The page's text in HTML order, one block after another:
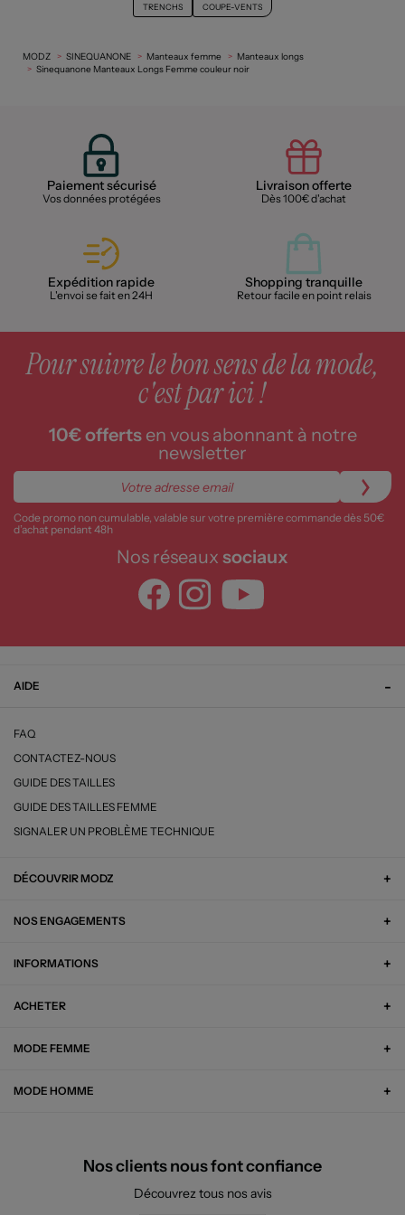
TRENCHS COUPE-VENTS
MODZ SINEQUANONE Manteaux femme
Manteaux longs
Sinequanone Manteaux Longs Femme couleur noir
Paiement sécurisé
Vos données protégées
Livraison offerte
Dès 100€ d'achat
Expédition rapide
L'envoi se fait en 24H
Shopping tranquille
Retour facile en point relais
Pour suivre le bon sens de la mode,
c'est par ici !
10€ offertsen vous abonnant à notre
newsletter
Code promo non cumulable, valable sur votre première commande dès 50€
d’achat pendant 48h
Nos réseaux sociaux
AIDE
FAQ
CONTACTEZ-NOUS
GUIDE DES TAILLES
GUIDE DES TAILLES FEMME
SIGNALER UN PROBLÈME TECHNIQUE
DÉCOUVRIR MODZ
NOS ENGAGEMENTS
INFORMATIONS
ACHETER
MODE FEMME
MODE HOMME
Nos clients nous font confiance
Découvrez tous nos avis